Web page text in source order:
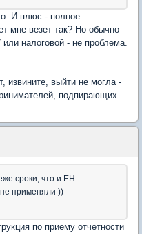
И плюс - полное
мне везет так? Но обычно
налоговой - не проблема.
извините, выйти не могла -
подпирающих
сроки, что и ЕН
применяли ))
по приему отчетности